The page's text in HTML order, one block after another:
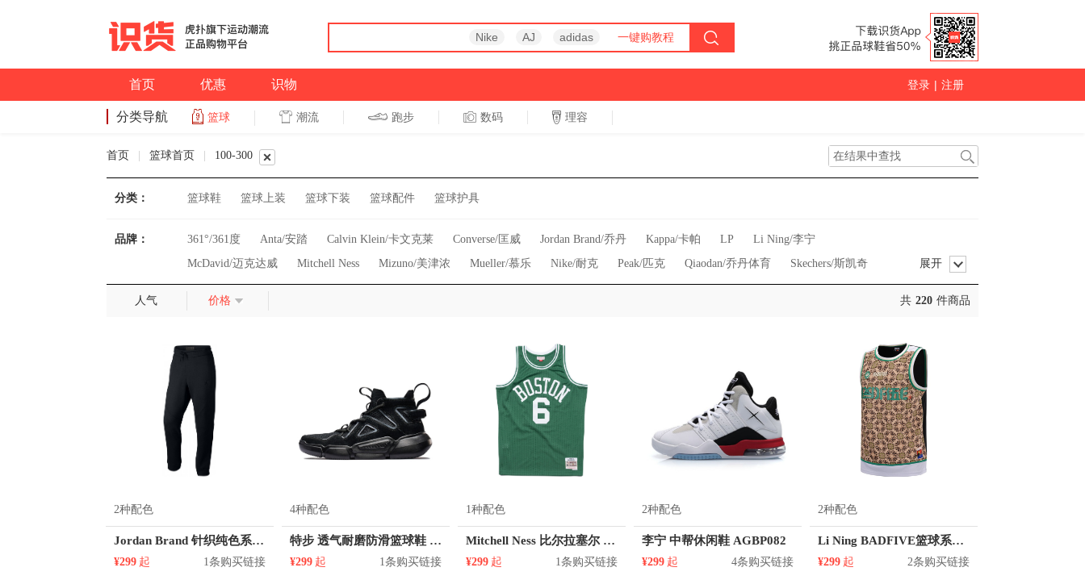
Nike AJ adidas 一键购教程
首页 优惠 识物 登录 | 注册
分类导航 篮球 潮流 跑步 数码 理容
首页 篮球首页 100-300
分类： 篮球鞋 篮球上装 篮球下装 篮球配件 篮球护具
品牌： 361°/361度 Anta/安踏 Calvin Klein/卡文克莱 Converse/匡威 Jordan Brand/乔丹 Kappa/卡帕 LP
Li Ning/李宁
McDavid/迈克达威
Mitchell Ness Mizuno/美津浓 Mueller/慕乐 Nike/耐克 Peak/匹克 Qiaodan/乔丹体育
Skechers/斯凯奇
Under Armour/安德玛
Xtep/特步 ZAMST/赞斯特 adidas/阿迪达斯 erke/鸿星尔克 spenco
展开
人气 价格 共 220 件商品
2种配色
Jordan Brand 针织纯色系带运动长裤 860198
¥299 起 1条购买链接
4种配色
特步 透气耐磨防滑篮球鞋 880119120087
¥299 起 1条购买链接
1种配色
Mitchell Ness 比尔拉塞尔 凯尔特人队 6号球衣
¥299 起 1条购买链接
2种配色
李宁 中帮休闲鞋 AGBP082
¥299 起 4条购买链接
2种配色
Li Ning BADFIVE篮球系列运动篮球背心 AAYQ017
¥299 起 2条购买链接